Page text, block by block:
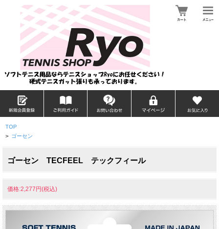
TOP
> ゴーセン
ゴーセン TECFEEL テックフィール
価格:2,277円(税込)